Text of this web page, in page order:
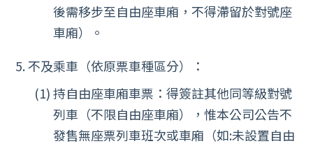
後需移步至自由座車廂，不得滯留於對號座
車廂）。
不及乘車（依原票車種區分）：
持自由座車廂車票：得簽註其他同等級對號
列車（不限自由座車廂），惟本公司公告不
發售無座票列車班次或車廂（如:未設置自由